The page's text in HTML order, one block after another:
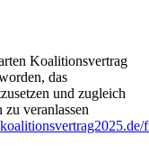
Koalitionsvertrag
das
und zugleich
veranlassen